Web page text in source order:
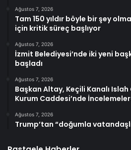
Ağustos 7, 2026
Tam 150 yıldır böyle bir şey
için kritik süreç başlıyor
Ağustos 7, 2026
İzmit Belediyesi’nde iki yeni
başladı
Ağustos 7, 2026
Başkan Altay, Keçili Kanalı Islah
Kurum Caddesi’nde
Ağustos 7, 2026
Trump’tan “doğumla